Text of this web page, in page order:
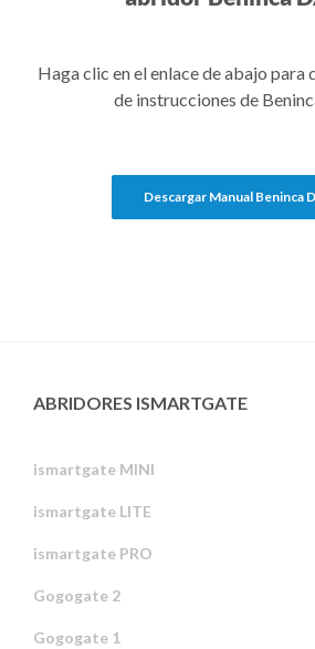
Haga clic en el enlace de abajo para
de instrucciones de
Descargar Manual Beninca
ABRIDORES ISMARTGATE
ismartgate MINI
ismartgate LITE
ismartgate PRO
Gogogate 2
Gogogate 1